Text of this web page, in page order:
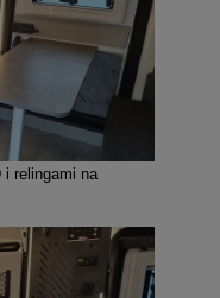
i relingami na